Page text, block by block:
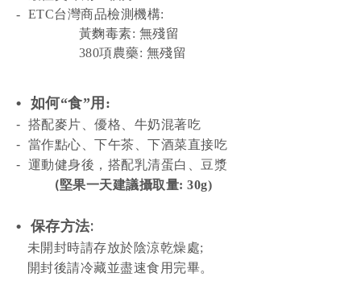
- ETC台灣商品檢測機構:
黃麴毒素: 無殘留
380項農藥: 無殘留
• 如何“食”用 :
- 搭配麥片、優格、牛奶混著吃
- 當作點心、下午茶、下酒菜直接吃
- 運動健身後，搭配乳清蛋白、豆漿
(堅果一天建議攝取量: 30g)
• 保存方法:
未開封時請存放於陰涼乾燥處;
開封後請冷藏並盡速食用完畢。